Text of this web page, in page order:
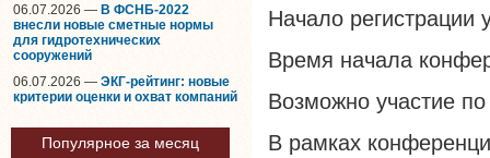
06.07.2026 — В ФСНБ-2022
внесли новые сметные нормы
для гидротехнических
сооружений
06.07.2026 — ЭКГ-рейтинг: новые
критерии оценки и охват компаний
Популярное за месяц
Начало регистрации
Время начала
Возможно участие
В рамках